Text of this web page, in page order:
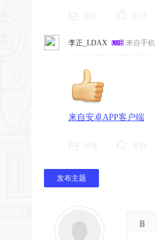
李正_LDAX 来自手机
来自安卓APP客户端
发布主题